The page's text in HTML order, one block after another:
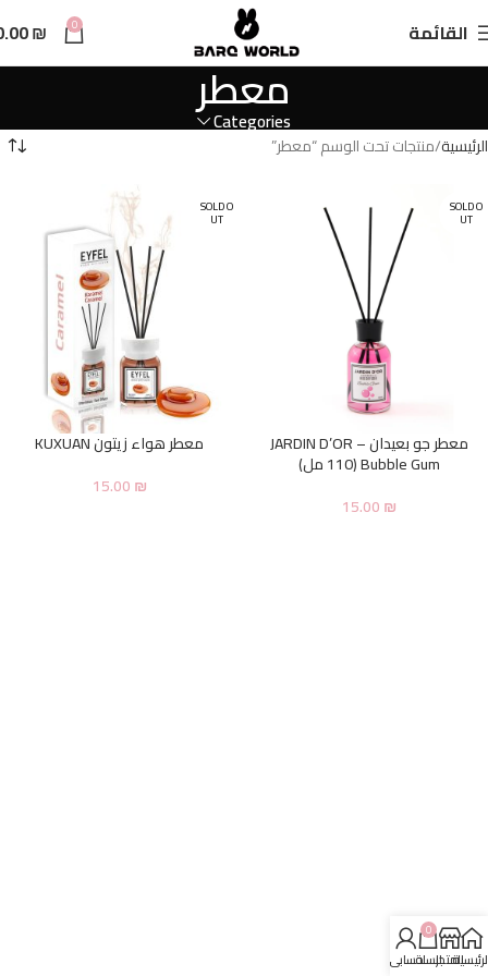
القائمة 0
₪
معطر
Categories
الرئيسية منتجات تحت الوسم “معطر”
SOLD O
UT
معطر جو بعيدان JARDIN D’OR –
Bubble Gum (110 مل)
15.00₪
SOLD O
UT
معطر هواء زيتون KUXUAN
15.00₪
المتجر
0
السلةحسابي